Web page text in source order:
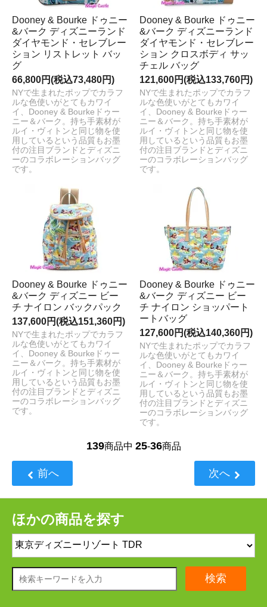
Dooney & Bourke ドゥニー
&バーク ディズニーランド
ダイヤモンド・セレブレー
ション リストレット バッ
グ
66,800円(税込73,480円)
NYで生まれたポップでカラフ
ルな色使いがとてもカワイ
イ、Dooney & Bourkeドゥー
ニー＆バーク。持ち手素材が
ルイ・ヴィトンと同じ物を使
用しているという品質もお墨
付の注目ブランドとディズニ
ーのコラボレーションバッグ
です。
Dooney & Bourke ドゥニー
&バーク ディズニーランド
ダイヤモンド・セレブレー
ション クロスボディ サッ
チェル バッグ
121,600円(税込133,760円)
NYで生まれたポップでカラフ
ルな色使いがとてもカワイ
イ、Dooney & Bourkeドゥー
ニー＆バーク。持ち手素材が
ルイ・ヴィトンと同じ物を使
用しているという品質もお墨
付の注目ブランドとディズニ
ーのコラボレーションバッグ
です。
Dooney & Bourke ドゥニー
&バーク ディズニー ビー
チ ナイロン バックパック
137,600円(税込151,360円)
NYで生まれたポップでカラフ
ルな色使いがとてもカワイ
イ、Dooney & Bourkeドゥー
ニー＆バーク。持ち手素材が
ルイ・ヴィトンと同じ物を使
用しているという品質もお墨
付の注目ブランドとディズニ
ーのコラボレーションバッグ
です。
Dooney & Bourke ドゥニー
&バーク ディズニー ビー
チ ナイロン ショッパート
ートバッグ
127,600円(税込140,360円)
NYで生まれたポップでカラフ
ルな色使いがとてもカワイ
イ、Dooney & Bourkeドゥー
ニー＆バーク。持ち手素材が
ルイ・ヴィトンと同じ物を使
用しているという品質もお墨
付の注目ブランドとディズニ
ーのコラボレーションバッグ
です。
139商品中 25-36商品
前へ 次へ
ほかの商品を探す
検索